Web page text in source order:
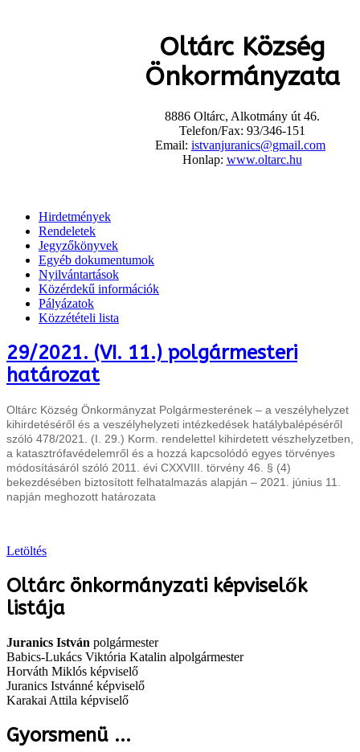
Oltárc Község
Önkormányzata
8886 Oltárc, Alkotmány út 46.
Telefon/Fax: 93/346-151
Email: istvanjuranics@gmail.com
Honlap: www.oltarc.hu
Hirdetmények
Rendeletek
Jegyzőkönyvek
Egyéb dokumentumok
Nyilvántartások
Közérdekű információk
Pályázatok
Közzétételi lista
29/2021. (VI. 11.) polgármesteri
határozat
Oltárc Község Önkormányzat Polgármesterének – a veszélyhelyzet
kihirdetéséről és a veszélyhelyzeti intézkedések hatálybalépéséről
szóló 478/2021. (I. 29.) Korm. rendelettel kihirdetett vészhelyzetben,
a katasztrófavédelemről és a hozzá kapcsolódó egyes törvényes
módosításáról szóló 2011. évi CXXVIII. törvény 46. § (4)
bekezdésében biztosított felhatalmazás alapján – 2021. június 11.
napján meghozott határozata
Letöltés
Oltárc önkormányzati képviselők
listája
Juranics István polgármester
Babics-Lukács Viktória Katalin alpolgármester
Horváth Miklós képviselő
Juranics Istvánné képviselő
Karakai Attila képviselő
Gyorsmenü ...